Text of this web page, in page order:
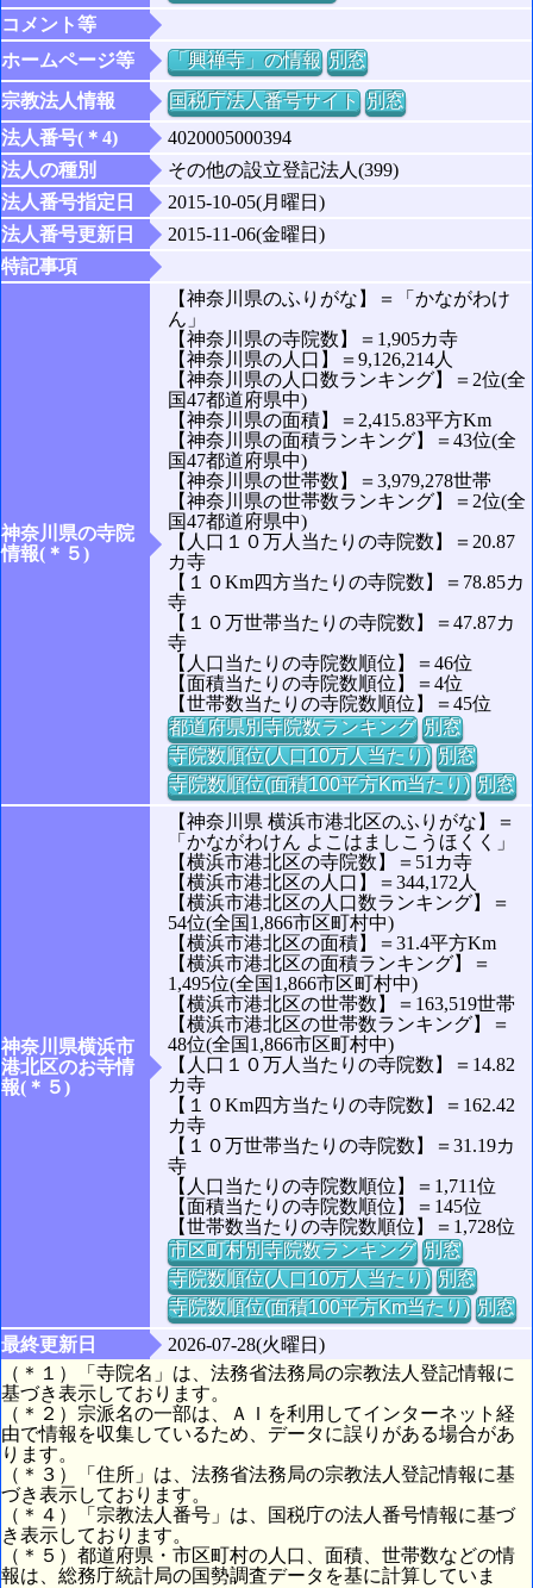
コメント等
ホームページ等
「興禅寺」の情報 別窓
宗教法人情報
国税庁法人番号サイト 別窓
法人番号(＊4)
4020005000394
法人の種別
その他の設立登記法人(399)
法人番号指定日
2015-10-05(月曜日)
法人番号更新日
2015-11-06(金曜日)
特記事項
神奈川県の寺院
情報(＊５)
【神奈川県のふりがな】＝「かながわけ
ん」
【神奈川県の寺院数】＝1,905カ寺
【神奈川県の人口】＝9,126,214人
【神奈川県の人口数ランキング】＝2位(全
国47都道府県中)
【神奈川県の面積】＝2,415.83平方Km
【神奈川県の面積ランキング】＝43位(全
国47都道府県中)
【神奈川県の世帯数】＝3,979,278世帯
【神奈川県の世帯数ランキング】＝2位(全
国47都道府県中)
【人口１０万人当たりの寺院数】＝20.87
カ寺
【１０Km四方当たりの寺院数】＝78.85カ
寺
【１０万世帯当たりの寺院数】＝47.87カ
寺
【人口当たりの寺院数順位】＝46位
【面積当たりの寺院数順位】＝4位
【世帯数当たりの寺院数順位】＝45位
都道府県別寺院数ランキング 別窓
寺院数順位(人口10万人当たり) 別窓
寺院数順位(面積100平方Km当たり) 別窓
神奈川県横浜市
港北区のお寺情
報(＊５)
【神奈川県 横浜市港北区のふりがな】＝
「かながわけん よこはましこうほくく」
【横浜市港北区の寺院数】＝51カ寺
【横浜市港北区の人口】＝344,172人
【横浜市港北区の人口数ランキング】＝
54位(全国1,866市区町村中)
【横浜市港北区の面積】＝31.4平方Km
【横浜市港北区の面積ランキング】＝
1,495位(全国1,866市区町村中)
【横浜市港北区の世帯数】＝163,519世帯
【横浜市港北区の世帯数ランキング】＝
48位(全国1,866市区町村中)
【人口１０万人当たりの寺院数】＝14.82
カ寺
【１０Km四方当たりの寺院数】＝162.42
カ寺
【１０万世帯当たりの寺院数】＝31.19カ
寺
【人口当たりの寺院数順位】＝1,711位
【面積当たりの寺院数順位】＝145位
【世帯数当たりの寺院数順位】＝1,728位
市区町村別寺院数ランキング 別窓
寺院数順位(人口10万人当たり) 別窓
寺院数順位(面積100平方Km当たり) 別窓
最終更新日
2026-07-28(火曜日)
（＊１）「寺院名」は、法務省法務局の宗教法人登記情報に
基づき表示しております。
（＊２）宗派名の一部は、ＡＩを利用してインターネット経
由で情報を収集しているため、データに誤りがある場合があ
ります。
（＊３）「住所」は、法務省法務局の宗教法人登記情報に基
づき表示しております。
（＊４）「宗教法人番号」は、国税庁の法人番号情報に基づ
き表示しております。
（＊５）都道府県・市区町村の人口、面積、世帯数などの情
報は、総務庁統計局の国勢調査データを基に計算していま